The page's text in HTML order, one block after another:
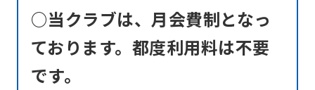
○当クラブは、月会費制となっ
ております。都度利用料は不要
です。